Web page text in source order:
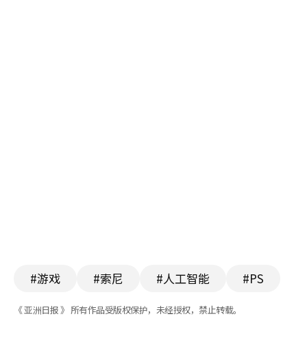
#游戏 #索尼 #人工智能 #PS
《 亚洲日报 》 所有作品受版权保护，未经授权，禁止转载。